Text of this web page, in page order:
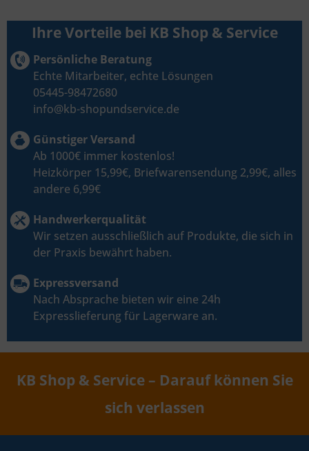
Ihre Vorteile bei KB Shop & Service
Persönliche Beratung
Echte Mitarbeiter, echte Lösungen
05445-98472680
info@kb-shopundservice.de
Günstiger Versand
Ab 1000€ immer kostenlos!
Heizkörper 15,99€, Briefwarensendung 2,99€, alles
andere 6,99€
Handwerkerqualität
Wir setzen ausschließlich auf Produkte, die sich in
der Praxis bewährt haben.
Expressversand
Nach Absprache bieten wir eine 24h
Expresslieferung für Lagerware an.
KB Shop & Service – Darauf können Sie
sich verlassen